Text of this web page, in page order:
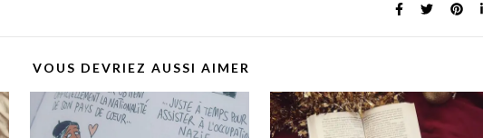
VOUS DEVRIEZ AUSSI AIMER